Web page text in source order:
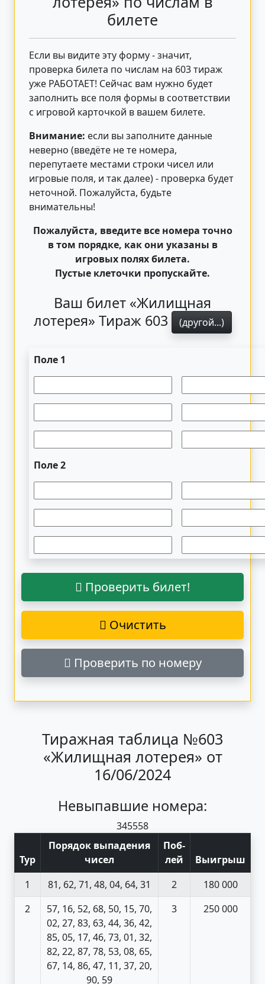
билете
Если вы видите эту форму - значит,
проверка билета по числам на 603 тираж
уже РАБОТАЕТ! Сейчас вам нужно будет
заполнить все поля формы в соответствии
с игровой карточкой в вашем билете.
Внимание: если вы заполните данные
неверно (введёте не те номера,
перепутаете местами строки чисел или
игровые поля, и так далее) - проверка будет
неточной. Пожалуйста, будьте
внимательны!
Пожалуйста, введите все номера точно
в том порядке, как они указаны в
игровых полях билета.
Пустые клеточки пропускайте.
Ваш билет «Жилищная
лотерея» Тираж 603
(другой...)
Поле 1
Поле 2
Проверить билет!
Очистить
Проверить по номеру
Тиражная таблица №603
«Жилищная лотерея» от
16/06/2024
Невыпавшие номера:
345558
Тур
Порядок выпадения
чисел
Поб-
лей
Выигрыш
1
81, 62, 71, 48, 04, 64, 31 2
180 000
2
57, 16, 52, 68, 50, 15, 70,
02, 27, 83, 63, 44, 36, 42,
85, 05, 17, 46, 73, 01, 32,
82, 22, 87, 78, 53, 08, 65,
67, 14, 86, 47, 11, 37, 20,
90, 59
3 250 000